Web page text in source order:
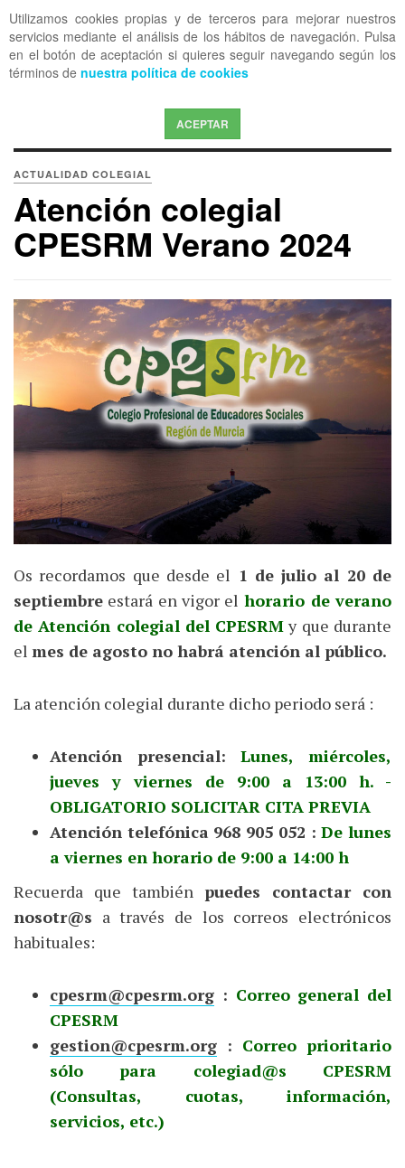
Utilizamos cookies propias y de terceros para mejorar nuestros
servicios mediante el análisis de los hábitos de navegación. Pulsa
en el botón de aceptación si quieres seguir navegando según los
términos de nuestra política de cookies
ACEPTAR
OFF CANVAS
ACTUALIDAD COLEGIAL
Atención colegial
CPESRM Verano 2024
Os recordamos que desde el 1 de julio al 20 de
septiembre estará en vigor el horario de verano
de Atención colegial del CPESRM y que durante
el mes de agosto no habrá atención al público.
La atención colegial durante dicho periodo será :
Atención presencial:Lunes, miércoles,
jueves y viernes de 9:00 a 13:00 h. -
OBLIGATORIO SOLICITAR CITA PREVIA
Atención telefónica 968 905 052 :De lunes
a viernes en horario de 9:00 a 14:00 h
Recuerda que también puedes contactar con
nosotr@s a través de los correos electrónicos
habituales:
cpesrm@cpesrm.org : Correo general del
CPESRM
gestion@cpesrm.org : Correo prioritario
sólo para colegiad@s CPESRM
(Consultas, cuotas, información,
servicios, etc.)